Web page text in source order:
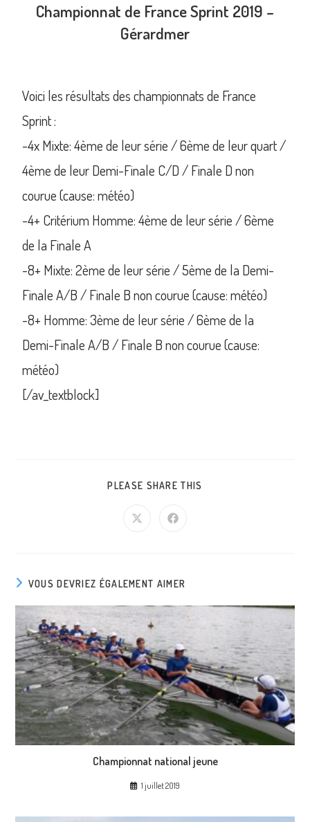
Championnat de France Sprint 2019 –
Gérardmer
Voici les résultats des championnats de France
Sprint :
-4x Mixte: 4ème de leur série / 6ème de leur quart /
4ème de leur Demi-Finale C/D / Finale D non
courue (cause: météo)
-4+ Critérium Homme: 4ème de leur série / 6ème
de la Finale A
-8+ Mixte: 2ème de leur série / 5ème de la Demi-
Finale A/B / Finale B non courue (cause: météo)
-8+ Homme: 3ème de leur série / 6ème de la
Demi-Finale A/B / Finale B non courue (cause:
météo)
[/av_textblock]
PLEASE SHARE THIS
VOUS DEVRIEZ ÉGALEMENT AIMER
Championnat national jeune
1 juillet 2019